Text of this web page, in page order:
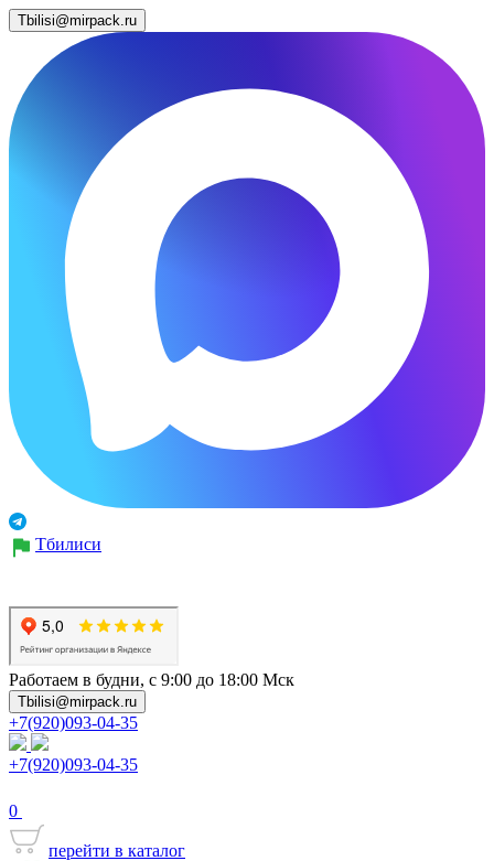
Tbilisi@mirpack.ru
Тбилиси
Работаем в будни, с 9:00 до 18:00 Мск
Tbilisi@mirpack.ru
+7(920)093-04-35
+7(920)093-04-35
0
перейти в каталог